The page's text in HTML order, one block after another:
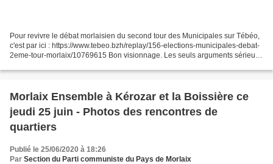
Pour revivre le débat morlaisien du second tour des Municipales sur Tébéo,
c'est par ici : https://www.tebeo.bzh/replay/156-elections-municipales-debat-
2eme-tour-morlaix/10769615 Bon visionnage. Les seuls arguments sérieux
Morlaix Ensemble à Kérozar et la Boissière ce
jeudi 25 juin - Photos des rencontres de
quartiers
Publié le 25/06/2020 à 18:26
Par Section du Parti communiste du Pays de Morlaix